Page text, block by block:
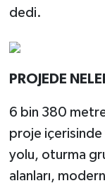
dedi.
PROJEDE
6 bin 380
proje içerisinde
yolu, oturma
alanları,